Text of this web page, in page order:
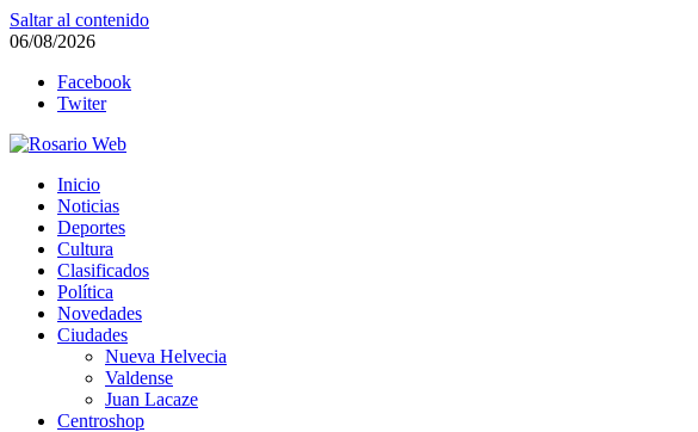
Saltar al contenido
06/08/2026
Facebook
Twiter
Rosario Web
Todas la noticias de Rosario y la zona
Inicio
Noticias
Deportes
Cultura
Clasificados
Política
Novedades
Ciudades
Nueva Helvecia
Valdense
Juan Lacaze
Centroshop